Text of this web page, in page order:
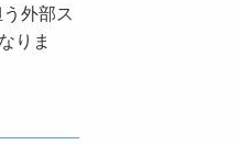
外部ス
りま